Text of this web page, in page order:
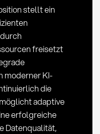
stellt ein
freisetzt
moderner KI-
die
adaptive
erfolgreiche
Datenqualität,